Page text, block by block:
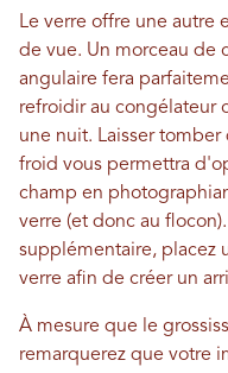
Le verre offre une autre
de vue. Un morceau de
angulaire fera
refroidir au congélateur
une nuit. Laisser
froid vous permettra
champ en
verre (et donc au
supplémentaire, placez
verre afin de créer un
À mesure que le
remarquerez que votre